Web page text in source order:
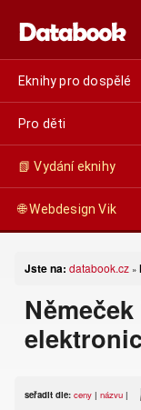
Eknihy pro dospělé
Pro děti
📗 Vydání eknihy
🌐 Webdesign Vik
Jste na: databook.cz »
seřadit dle: ceny | názvu |